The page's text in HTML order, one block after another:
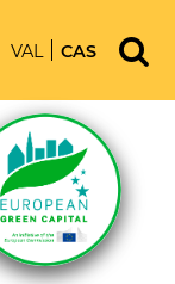
VAL CAS